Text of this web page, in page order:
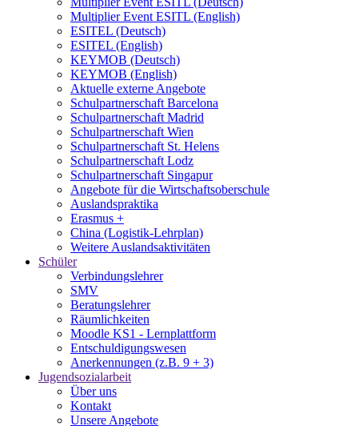
Multiplier Event ESITL (English)
ESITEL (Deutsch)
ESITEL (English)
KEYMOB (Deutsch)
KEYMOB (English)
Aktuelle externe Angebote
Schulpartnerschaft Barcelona
Schulpartnerschaft Madrid
Schulpartnerschaft Wien
Schulpartnerschaft St. Helens
Schulpartnerschaft Lodz
Schulpartnerschaft Singapur
Angebote für die Wirtschaftsoberschule
Auslandspraktika
Erasmus +
China (Logistik-Lehrplan)
Weitere Auslandsaktivitäten
Schüler
Verbindungslehrer
SMV
Beratungslehrer
Räumlichkeiten
Moodle KS1 - Lernplattform
Entschuldigungswesen
Anerkennungen (z.B. 9 + 3)
Jugendsozialarbeit
Über uns
Kontakt
Unsere Angebote